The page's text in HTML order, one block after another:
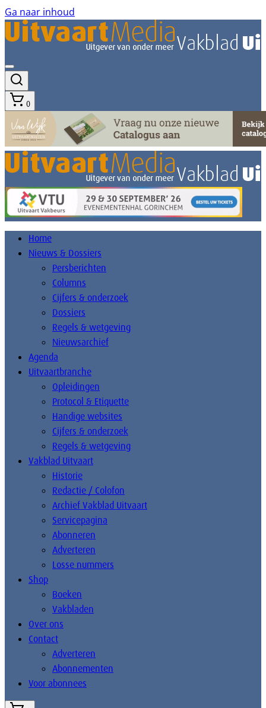
Ga naar inhoud
0
Home
Nieuws & Dossiers
Persberichten
Columns
Cijfers & onderzoek
Dossiers
Regels & wetgeving
Nieuwsarchief
Agenda
Uitvaartbranche
Opleidingen
Protocol & Etiquette
Handige websites
Cijfers & onderzoek
Regels & wetgeving
Vakblad Uitvaart
Historie
Redactie / Colofon
Archief Vakblad Uitvaart
Servicepagina
Abonneren
Adverteren
Losse nummers
Shop
Boeken
Vakbladen
Over ons
Contact
Adverteren
Abonnementen
Voor abonnees